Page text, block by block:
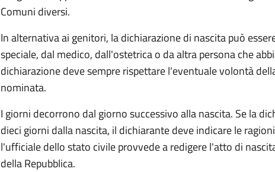
Comuni diversi.
In alternativa ai genitori, la dichiarazione di nascita può
speciale, dal medico, dall'ostetrica o da altra persona che
dichiarazione deve sempre rispettare l'eventuale volontà
nominata.
I giorni decorrono dal giorno successivo alla nascita. Se la
dieci giorni dalla nascita, il dichiarante deve indicare le
l'ufficiale dello stato civile provvede a redigere l'atto di
della Repubblica.